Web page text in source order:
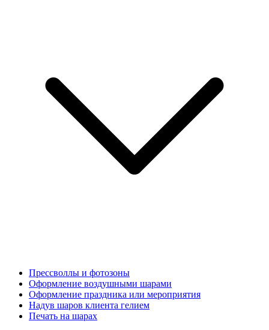
Прессволлы и фотозоны
Оформление воздушными шарами
Оформление праздника или мероприятия
Надув шаров клиента гелием
Печать на шарах